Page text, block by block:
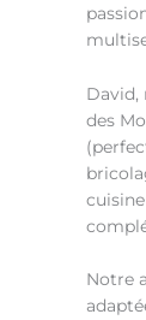
David,
des
Notre